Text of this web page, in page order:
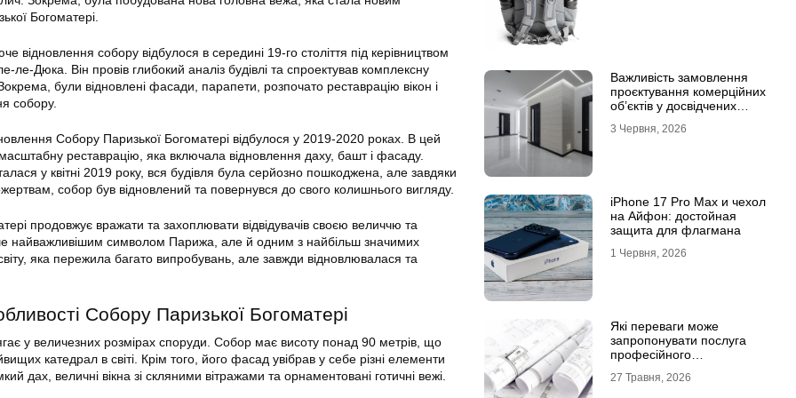
Богоматері.
відновлення собору відбулося в середині 19-го століття під керівництвом
ле-Дюка. Він провів глибокий аналіз будівлі та спроектував комплексну
були відновлені фасади, парапети, розпочато реставрацію вікон і
собору.
Собору Паризької Богоматері відбулося у 2019-2020 роках. В цей
реставрацію, яка включала відновлення даху, башт і фасаду.
у квітні 2019 року, вся будівля була серйозно пошкоджена, але завдяки
собор був відновлений та повернувся до свого колишнього вигляду.
продовжує вражати та захоплювати відвідувачів своєю величчю та
найважливішим символом Парижа, але й одним з найбільш значимих
яка пережила багато випробувань, але завжди відновлювалася та
Собору Паризької Богоматері
у величезних розмірах споруди. Собор має висоту понад 90 метрів, що
катедрал в світі. Крім того, його фасад увібрав у себе різні елементи
дах, величні вікна зі скляними вітражами та орнаментовані готичні вежі.
Важливість замовлення
проєктування комерційних
об’єктів у досвідчених
3 Червня, 2026
iPhone 17 Pro Max и чехол
на Айфон: достойная
защита для флагмана
1 Червня, 2026
Які переваги може
запропонувати послуга
професійного
27 Травня, 2026